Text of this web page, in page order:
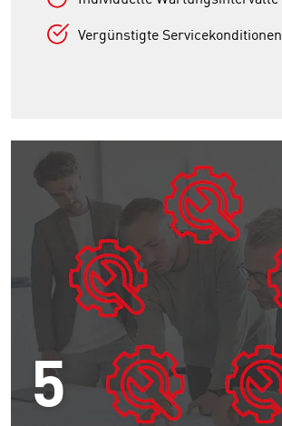
Vergünstigte Servicekonditionen
5